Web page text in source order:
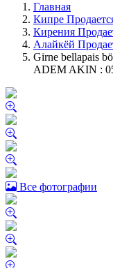
Главная
Кипре
Кирения
Алайкёй
Girne bellapais
ADEM AKIN :
Все фотографии